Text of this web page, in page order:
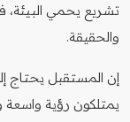
تشريع يحمي البيئة،
والحقيقة.
إن المستقبل
يمتلكون رؤية